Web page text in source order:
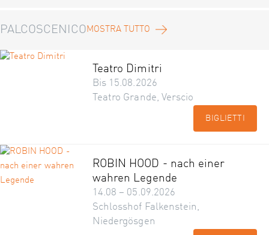
PALCOSCENICOMOSTRA TUTTO
Teatro Dimitri
Bis 15.08.2026
Teatro Grande, Verscio
BIGLIETTI
ROBIN HOOD - nach einer
wahren Legende
14.08 – 05.09.2026
Schlosshof Falkenstein,
Niedergösgen